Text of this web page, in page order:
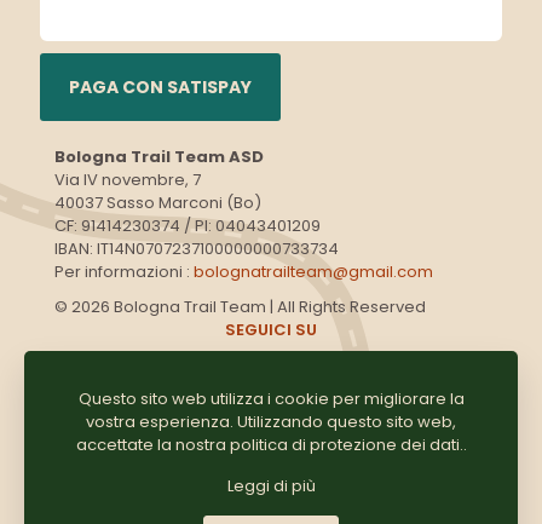
PAGA CON SATISPAY
Bologna Trail Team ASD
Via IV novembre, 7
40037 Sasso Marconi (Bo)
CF: 91414230374 / PI: 04043401209
IBAN: IT14N0707237100000000733734
Per informazioni : bolognatrailteam@gmail.com
© 2026 Bologna Trail Team | All Rights Reserved
SEGUICI SU
GRUPPO WHATSAPP
Questo sito web utilizza i cookie per migliorare la
vostra esperienza. Utilizzando questo sito web,
accettate la nostra politica di protezione dei dati..
Leggi di più